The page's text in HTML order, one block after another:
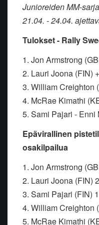
Junioreiden MM-
21.04. - 24.04.
Tulokset - Rally
1. Jon Armstrong
2. Lauri Joona (FIN)
3. William Creighton
4. McRae Kimathi
5. Sami Pajari - Enni
Epävirallinen
osakilpailua
1. Jon Armstrong
2. Lauri Joona (FIN)
3. Sami Pajari (FIN)
4. William Creighton
5. McRae Kimathi